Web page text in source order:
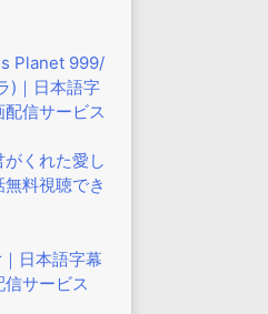
Planet 999/
)｜日本語字
信サービス
がくれた愛し
料視聴でき
日本語字幕
サービス